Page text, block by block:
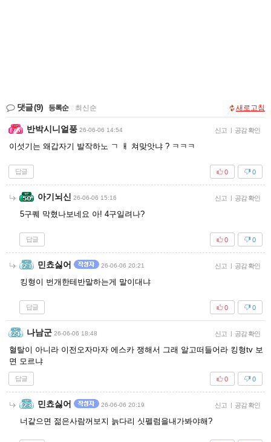
댓글(9) 등록순 최신순 새로고침
반박시니얼풍 26-06-06 14:54 신고 | 공감 확인
이섯기는 왜갑자기 발작하노 ㄱ ㅐ 쳐맞앗냐 ? ㅋㅋㅋ
답글 0
0
아기뇌신 26-06-06 15:16 신고 | 공감 확인
5구퀘 막혔나보네요 아! 4구일려나?
답글 0
0
민쵸싫어 26-06-06 20:21 신고 | 공감 확인
킹형이 번개한테반말하는게 말이대냐
답글 0
0
나남군 26-06-06 18:48 신고 | 공감 확인
혈탈이 아니라 이전오자마자 에스카 쟁해서 그래 알고떠들어라 킹형tv 보
면 모르냐
답글 0
0
민쵸싫어 26-06-06 20:19 신고 | 공감 확인
너같으면 젊은사람꺼보지 늙다리 싯펠럼을내가봐야해?